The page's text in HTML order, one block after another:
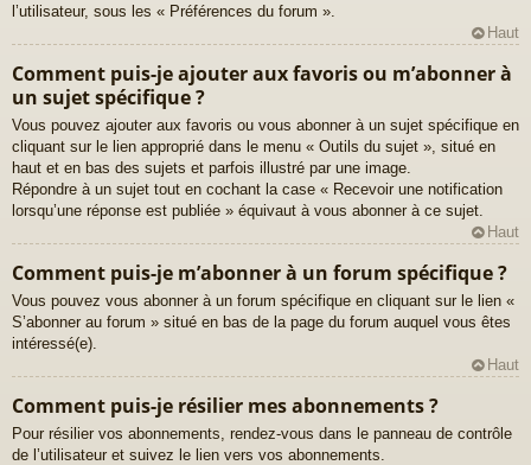
l’utilisateur, sous les « Préférences du forum ».
Haut
Comment puis-je ajouter aux favoris ou m’abonner à
un sujet spécifique ?
Vous pouvez ajouter aux favoris ou vous abonner à un sujet spécifique en
cliquant sur le lien approprié dans le menu « Outils du sujet », situé en
haut et en bas des sujets et parfois illustré par une image.
Répondre à un sujet tout en cochant la case « Recevoir une notification
lorsqu’une réponse est publiée » équivaut à vous abonner à ce sujet.
Haut
Comment puis-je m’abonner à un forum spécifique ?
Vous pouvez vous abonner à un forum spécifique en cliquant sur le lien «
S’abonner au forum » situé en bas de la page du forum auquel vous êtes
intéressé(e).
Haut
Comment puis-je résilier mes abonnements ?
Pour résilier vos abonnements, rendez-vous dans le panneau de contrôle
de l’utilisateur et suivez le lien vers vos abonnements.